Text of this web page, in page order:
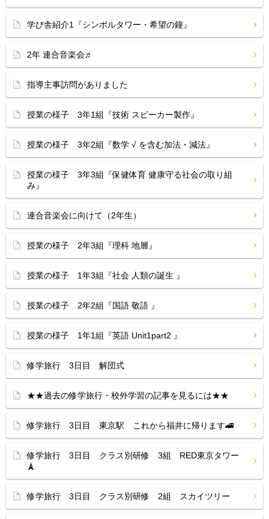
学び舎紹介1『シンボルタワー・希望の鐘』
2年 連合音楽会♬
指導主事訪問がありました
授業の様子 3年1組『技術 スピーカー製作』
授業の様子 3年2組『数学 √ を含む加法・減法』
授業の様子 3年3組『保健体育 健康守る社会の取り組
み』
連合音楽会に向けて（2年生）
授業の様子 2年3組『理科 地層』
授業の様子 1年3組『社会 人類の誕生 』
授業の様子 2年2組『国語 敬語 』
授業の様子 1年1組『英語 Unit1part2 』
修学旅行 3日目 解団式
★★過去の修学旅行・校外学習の記事を見るには★★
修学旅行 3日目 東京駅 これから福井に帰ります🚄
修学旅行 3日目 クラス別研修 3組 RED東京タワー
🗼
修学旅行 3日目 クラス別研修 2組 スカイツリー